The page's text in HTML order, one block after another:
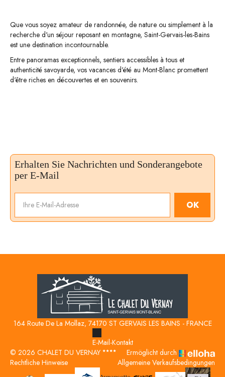
Que vous soyez amateur de randonnée, de nature ou simplement à la
recherche d'un séjour reposant en montagne, Saint-Gervais-les-Bains
est une destination incontournable.
Entre panoramas exceptionnels, sentiers accessibles à tous et
authenticité savoyarde, vos vacances d'été au Mont-Blanc promettent
d'être riches en découvertes et en souvenirs.
Erhalten Sie Nachrichten und Sonderangebote
per E-Mail
OK
164 Route De La Mollaz, 74170 ST GERVAIS LES BAINS - FRANCE
E-Mail-Kontakt
© 2026 CHALET DU VERNAY
Ermöglicht durch
Rechtliche Hinweise
Allgemeine Verkaufsbedingungen